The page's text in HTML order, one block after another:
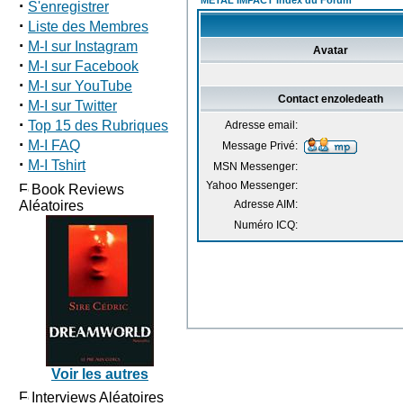
· S'enregistrer
· Liste des Membres
· M-I sur Instagram
· M-I sur Facebook
· M-I sur YouTube
· M-I sur Twitter
· Top 15 des Rubriques
· M-I FAQ
· M-I Tshirt
Book Reviews
Aléatoires
Voir les autres
Interviews Aléatoires
Avatar
Contact enzoledeath
Adresse email:
Message Privé:
MSN Messenger:
Yahoo Messenger:
Adresse AIM:
Numéro ICQ: